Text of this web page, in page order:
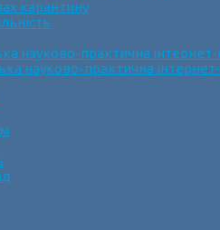
карантину
науково-практична
науково-практична